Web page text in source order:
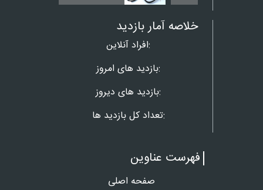
خلاصه آمار بازدید
افراد آنلاین:
بازدید های امروز:
بازدید های دیروز:
تعداد کل بازدید ها:
فهرست عناوین
صفحه اصلی